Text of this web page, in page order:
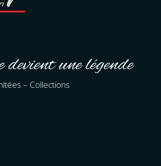
une légende
– Collections